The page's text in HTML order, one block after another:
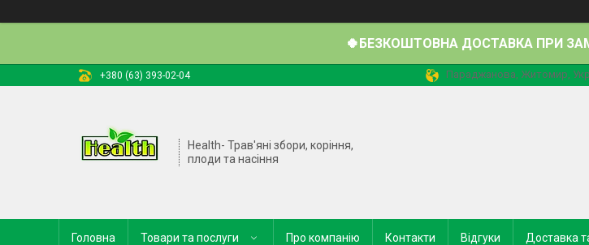
🍀БЕЗКОШТОВНА ДОСТАВКА ПРИ
+380 (63) 393-02-04 Параджанова, Житомир,
Health- Трав'яні збори, коріння,
плоди та насіння
Головна Товари та послуги Про компанію Контакти Відгуки Доставка